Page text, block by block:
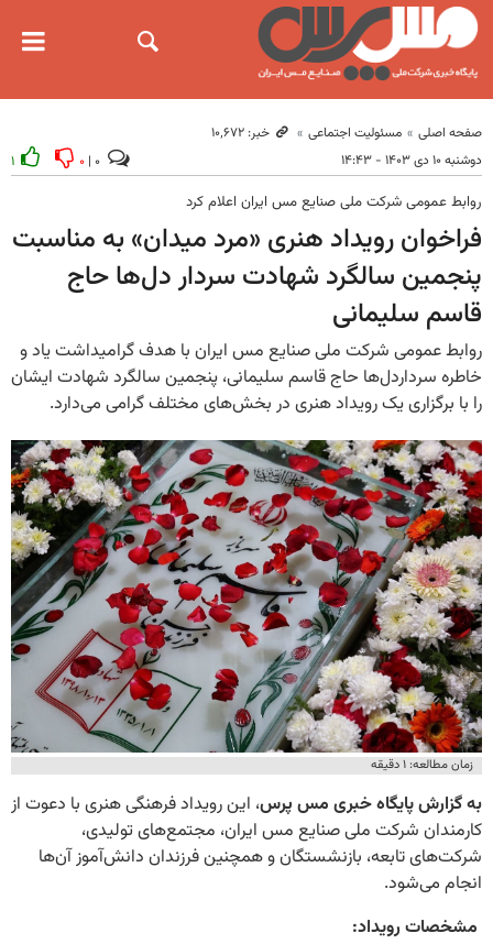
صفحه اصلی مسئولیت اجتماعی
خبر: ۱۰٬۶۷۲
دوشنبه ۱۰ دی ۱۴۰۳ - ۱۴:۴۳
۰ ۱
روابط عمومی شرکت ملی صنایع مس ایران اعلام کرد
فراخوان رویداد هنری «مرد میدان» به مناسبت
پنجمین سالگرد شهادت سردار دل‌ها حاج
قاسم سلیمانی
زمان مطالعه: ۱ دقیقه
روابط عمومی شرکت ملی صنایع مس ایران با هدف گرامیداشت یاد و
خاطره سرداردل‌ها حاج قاسم سلیمانی، پنجمین سالگرد شهادت ایشان
را با برگزاری یک رویداد هنری در بخش‌های مختلف گرامی می‌دارد.
به گزارش پایگاه خبری مس پرس، این رویداد فرهنگی هنری با دعوت از
کارمندان شرکت ملی صنایع مس ایران، مجتمع‌های تولیدی،
شرکت‌های تابعه، بازنشستگان و همچنین فرزندان دانش‌آموز آن‌ها
انجام می‌شود.
مشخصات رویداد: